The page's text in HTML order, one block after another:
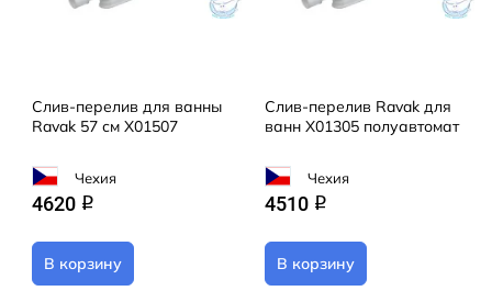
Слив-перелив для ванны
Ravak 57 см X01507
Чехия
4620 q
В корзину
Слив-перелив Ravak для
ванн X01305 полуавтомат
Чехия
4510 q
В корзину